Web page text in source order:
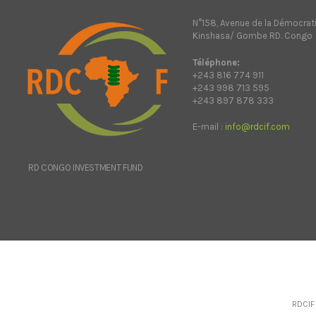
RD CONGO INVESTMENT FUND
N°158, Avenue de la
Kinshasa/ Gombe RD. Congo
Téléphone:
+243 816 774 911
+243 998 713 595
+243 897 878 333
E-mail : info@rdcif.com